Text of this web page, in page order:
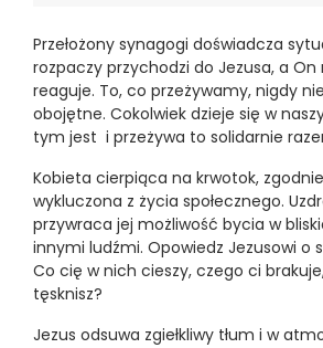
Przełożony synagogi doświadcza
rozpaczy przychodzi do Jezusa, a
reaguje. To, co przeżywamy, nigdy
obojętne. Cokolwiek dzieje się w
tym jest i przeżywa to solidarnie
Kobieta cierpiąca na krwotok,
wykluczona z życia społecznego.
przywraca jej możliwość bycia w
innymi ludźmi. Opowiedz Jezusowi o
Co cię w nich cieszy, czego ci
tęsknisz?
Jezus odsuwa zgiełkliwy tłum i w